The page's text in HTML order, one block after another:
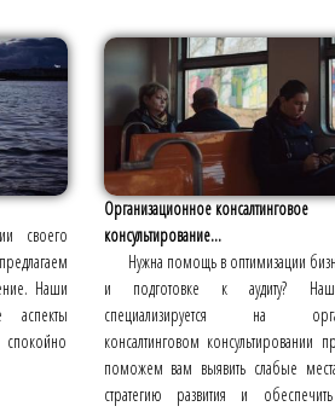
своего
Наши
аспекты
спокойно
Организационное консалтинговое
консультирование...
Нужна помощь в оптимизации
и подготовке к аудиту?
специализируется на
консалтинговом консультировании
поможем вам выявить слабые
стратегию развития и обеспечить